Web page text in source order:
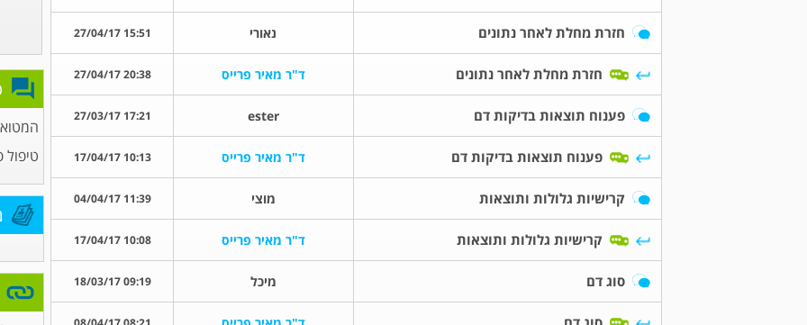
חזרת מחלת לאחר נתונים נאורי 15:51 27/04/17
חזרת מחלת לאחר נתונים ד"ר מאיר פרייס 20:38 27/04/17
פענוח תוצאות בדיקות דם ester
17:21 27/03/17
פענוח תוצאות בדיקות דם ד"ר מאיר פרייס 10:13 17/04/17
קרישיות גלולות ותוצאות מוצי 11:39 04/04/17
קרישיות גלולות ותוצאות ד"ר מאיר פרייס 10:08 17/04/17
סוג דם מיכל 09:19 18/03/17
טיפול